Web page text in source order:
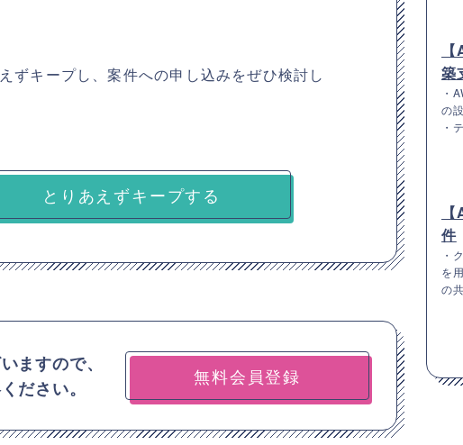
ずキープし、案件への申し込みをぜひ検討し
とりあえずキープする
ますので、
ださい。
無料会員登録
築
・
の
・
件
・
を
の